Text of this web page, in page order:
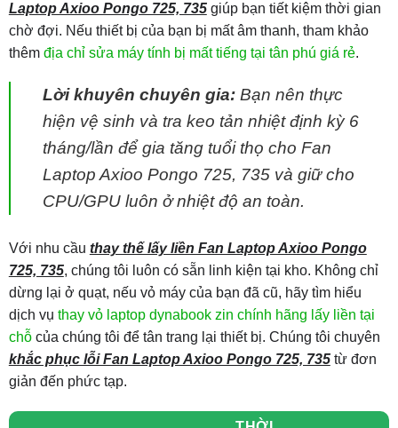
Laptop Axioo Pongo 725, 735giúp bạn tiết kiệm thời gian
chờ đợi. Nếu thiết bị của bạn bị mất âm thanh, tham khảo
thêm địa chỉ sửa máy tính bị mất tiếng tại tân phú giá rẻ.
Lời khuyên chuyên gia:Bạn nên thực
hiện vệ sinh và tra keo tản nhiệt định kỳ 6
tháng/lần để gia tăng tuổi thọ cho Fan
Laptop Axioo Pongo 725, 735 và giữ cho
CPU/GPU luôn ở nhiệt độ an toàn.
Với nhu cầu thay thế lấy liền Fan Laptop Axioo Pongo
725, 735, chúng tôi luôn có sẵn linh kiện tại kho. Không chỉ
dừng lại ở quạt, nếu vỏ máy của bạn đã cũ, hãy tìm hiểu
dịch vụ thay vỏ laptop dynabook zin chính hãng lấy liền tại
chỗcủa chúng tôi để tân trang lại thiết bị. Chúng tôi chuyên
khắc phục lỗi Fan Laptop Axioo Pongo 725, 735từ đơn
giản đến phức tạp.